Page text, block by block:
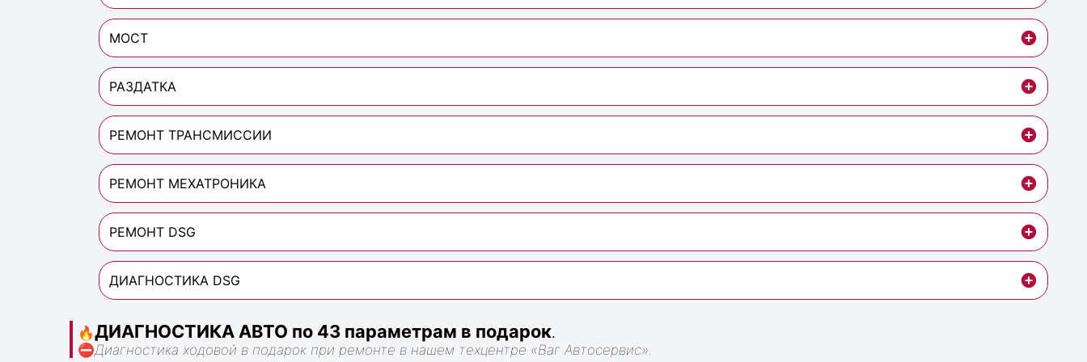
МОСТ
РАЗДАТКА
РЕМОНТ ТРАНСМИССИИ
РЕМОНТ МЕХАТРОНИКА
РЕМОНТ DSG
ДИАГНОСТИКА DSG
🔥ДИАГНОСТИКА АВТО по 43 параметрам в подарок.
⛔Диагностика ходовой в подарок при ремонте в нашем техцентре «Ваг Автосервис».